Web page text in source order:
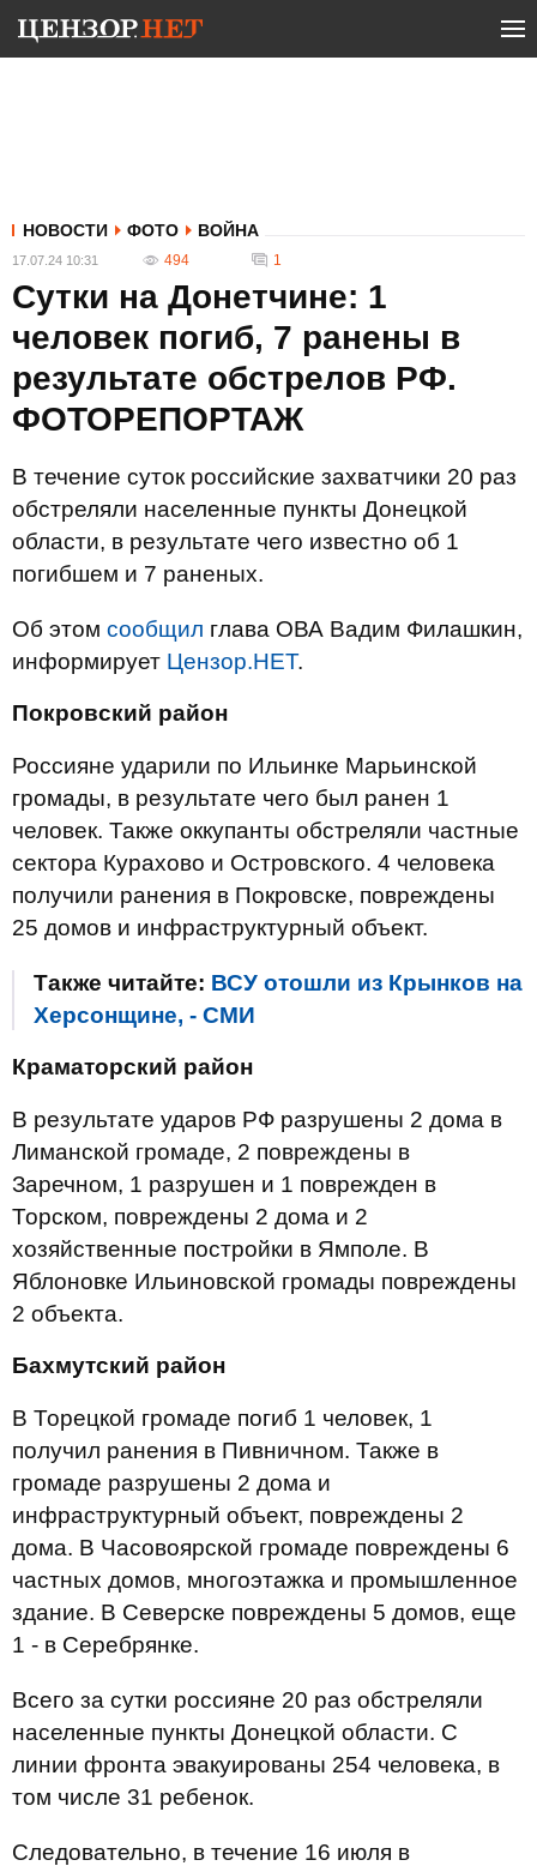
НОВОСТИ ФОТО ВОЙНА
17.07.24 10:31 494 1
Сутки на Донетчине: 1
человек погиб, 7 ранены в
результате обстрелов РФ.
ФОТОРЕПОРТАЖ
В течение суток российские захватчики 20 раз
обстреляли населенные пункты Донецкой
области, в результате чего известно об 1
погибшем и 7 раненых.
Об этом сообщил глава ОВА Вадим Филашкин,
информирует Цензор.НЕТ.
Покровский район
Россияне ударили по Ильинке Марьинской
громады, в результате чего был ранен 1
человек. Также оккупанты обстреляли частные
сектора Курахово и Островского. 4 человека
получили ранения в Покровске, повреждены
25 домов и инфраструктурный объект.
Также читайте: ВСУ отошли из Крынков на
Херсонщине, - СМИ
Краматорский район
В результате ударов РФ разрушены 2 дома в
Лиманской громаде, 2 повреждены в
Заречном, 1 разрушен и 1 поврежден в
Торском, повреждены 2 дома и 2
хозяйственные постройки в Ямполе. В
Яблоновке Ильиновской громады повреждены
2 объекта.
Бахмутский район
В Торецкой громаде погиб 1 человек, 1
получил ранения в Пивничном. Также в
громаде разрушены 2 дома и
инфраструктурный объект, повреждены 2
дома. В Часовоярской громаде повреждены 6
частных домов, многоэтажка и промышленное
здание. В Северске повреждены 5 домов, еще
1 - в Серебрянке.
Всего за сутки россияне 20 раз обстреляли
населенные пункты Донецкой области. С
линии фронта эвакуированы 254 человека, в
том числе 31 ребенок.
Следовательно, в течение 16 июля в